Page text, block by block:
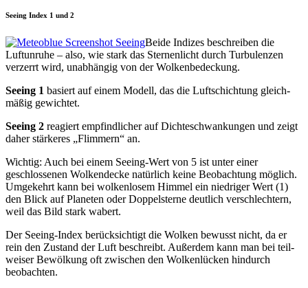
Seeing Index 1 und 2
Bei­de Indizes beschreiben die
Luftun­ruhe – also, wie stark das Ster­nen­licht durch Tur­bu­len­zen
verz­er­rt wird, unab­hängig von der Wolkenbedeckung.
See­ing 1 basiert auf einem Mod­ell, das die Luftschich­tung gle­ich­
mäßig gewichtet.
See­ing 2 reagiert empfind­lich­er auf Dicht­eschwankun­gen und zeigt
daher stärk­eres „Flim­mern“ an.
Wichtig: Auch bei einem See­ing-Wert von 5 ist unter ein­er
geschlosse­nen Wolk­endecke natür­lich keine Beobach­tung möglich.
Umgekehrt kann bei wolken­losem Him­mel ein niedriger Wert (1)
den Blick auf Plan­eten oder Dop­pel­sterne deut­lich ver­schlechtern,
weil das Bild stark wabert.
Der See­ing-Index berück­sichtigt die Wolken bewusst nicht, da er
rein den Zus­tand der Luft beschreibt. Außer­dem kann man bei teil­
weis­er Bewölkung oft zwis­chen den Wolken­lück­en hin­durch
beobachten.